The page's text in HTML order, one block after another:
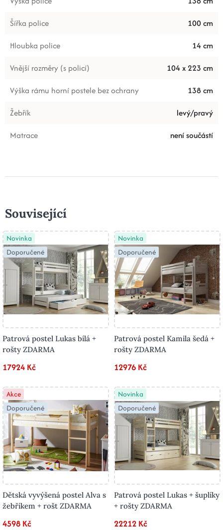
Šířka police
100 cm
Hloubka police
14 cm
Vnější rozměry (s policí)
104 x 223 cm
Výška rámu horní postele bez ochrany
138 cm
Žebřík
levý/pravý
Matrace
není součástí
Související
Novinka
Doporučené
Patrová postel Lukas bílá +
rošty ZDARMA
17924 Kč
Novinka
Doporučené
Patrová postel Kamila šedá +
rošty ZDARMA
12976 Kč
Akce
Doporučené
Dětská vyvýšená postel Alva s
žebříkem + rošt ZDARMA
4598 Kč
Novinka
Doporučené
Patrová postel Lukas + šuplíky
+ rošty ZDARMA
22212 Kč